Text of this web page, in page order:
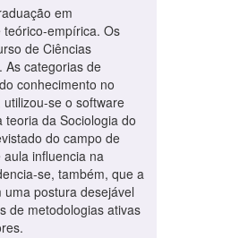
em
empírica. Os
de Ciências
As categorias de
conhecimento no
se o software
da Sociologia do
do campo de
influencia na
se, também, que a
postura desejável
de metodologias ativas